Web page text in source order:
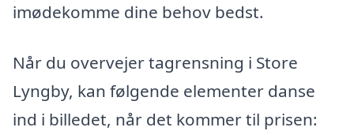
imødekomme dine behov bedst.
Når du overvejer tagrensning i Store
Lyngby, kan følgende elementer danse
ind i billedet, når det kommer til prisen: